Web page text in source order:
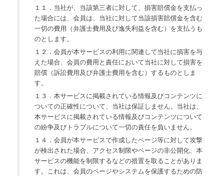
１１．当社が、当該第三者に対して、損害賠償金を支払っ
た場合には、会員は、当社に対して当該損害賠償金を含む
一切の費用（弁護士費用及び逸失利益を含む）を支払うも
のとします。
１２．会員が本サービスの利用に関連して当社に損害を与
えた場合、会員の費用と責任において当社に対して損害を
賠償（訴訟費用及び弁護士費用を含む）するものとしま
す。
１３．本サービスに掲載されている情報及びコンテンツに
ついての正確性について、当社は保証しません。当社は、
本サービスに掲載されている情報及びコンテンツについて
の紛争及びトラブルについて一切の責任を負いません。
１４．会員が本サービスで作成したページ等に対して攻撃
が検出された場合、アクセス制限やページの非公開化、本
サービスの機能を制限するなどの措置を取ることがありま
す。これは、会員のページやシステムを保護するための防